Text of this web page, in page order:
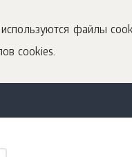
файлы
cookies.